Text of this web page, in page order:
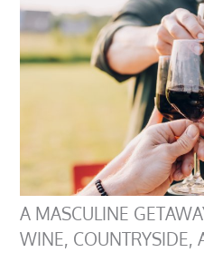
A MASCULINE
WINE, COUNTRYSIDE,